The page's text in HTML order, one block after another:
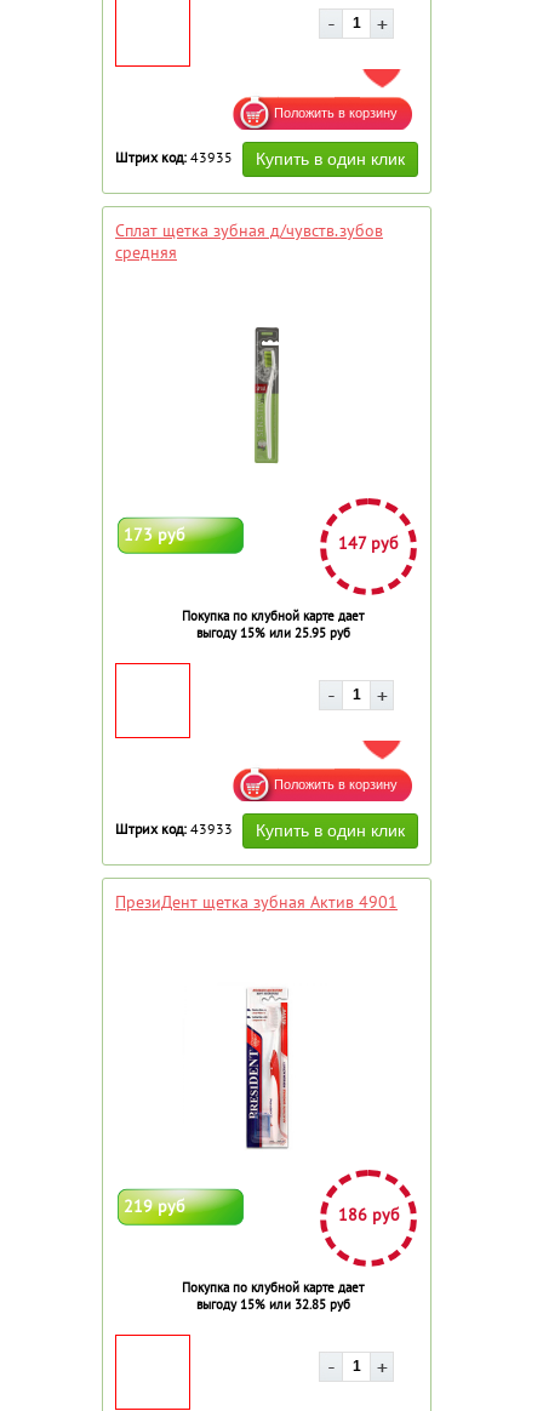
ДОБАВИТЬ В ИЗБРАННОЕ
Штрих код: 43935
Сплат щетка зубная д/чувств.зубов
средняя
173 руб 147 руб
Покупка по клубной карте дает
выгоду 15% или 25.95 руб
ДОБАВИТЬ В ИЗБРАННОЕ
Штрих код: 43933
ПрезиДент щетка зубная Актив 4901
219 руб 186 руб
Покупка по клубной карте дает
выгоду 15% или 32.85 руб